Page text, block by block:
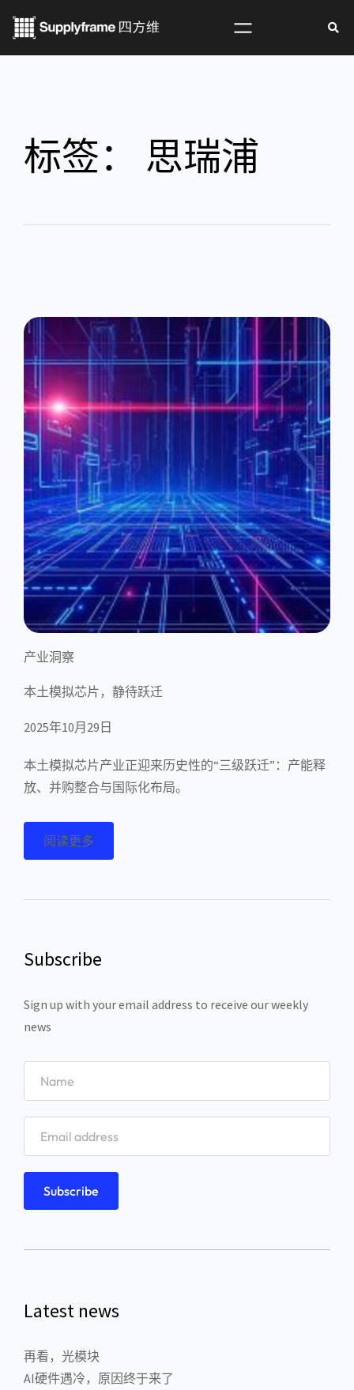
标签： 思瑞浦
产业洞察
本土模拟芯片，静待跃迁
2025年10月29日
本土模拟芯片产业正迎来历史性的“三级跃迁”：产能释
放、并购整合与国际化布局。
阅读更多
Subscribe
Sign up with your email address to receive our weekly
news
Latest news
再看，光模块
AI硬件遇冷，原因终于来了